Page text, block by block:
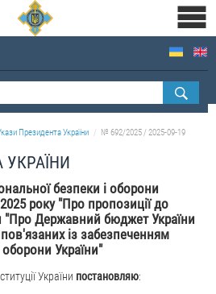
України
оборони України
безпеки і оборони України
національної безпеки і оборони України
Президента України № 692/2025 / 2025-09-19
УКРАЇНИ
безпеки і оборони
року "Про пропозиції до
"Про Державний бюджет України
пов'язаних із забезпеченням
оборони України"
України постановляю: